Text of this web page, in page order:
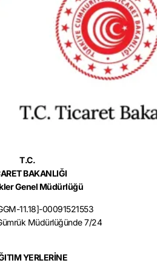
T.C.
BAKANLIĞI
Genel Müdürlüğü
11.18]-00091521553
Müdürlüğünde 7/24
YERLERİNE